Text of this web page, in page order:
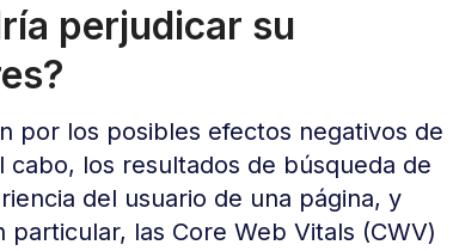
perjudicar su
por los posibles efectos negativos de
los resultados de búsqueda de
del usuario de una página, y
las Core Web Vitals (CWV)